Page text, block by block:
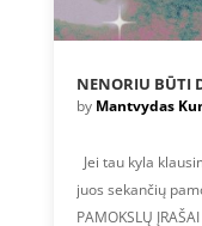
NENORIU BŪTI
by Mantvydas
Jei tau kyla
juos sekančių
PAMOKSLŲ